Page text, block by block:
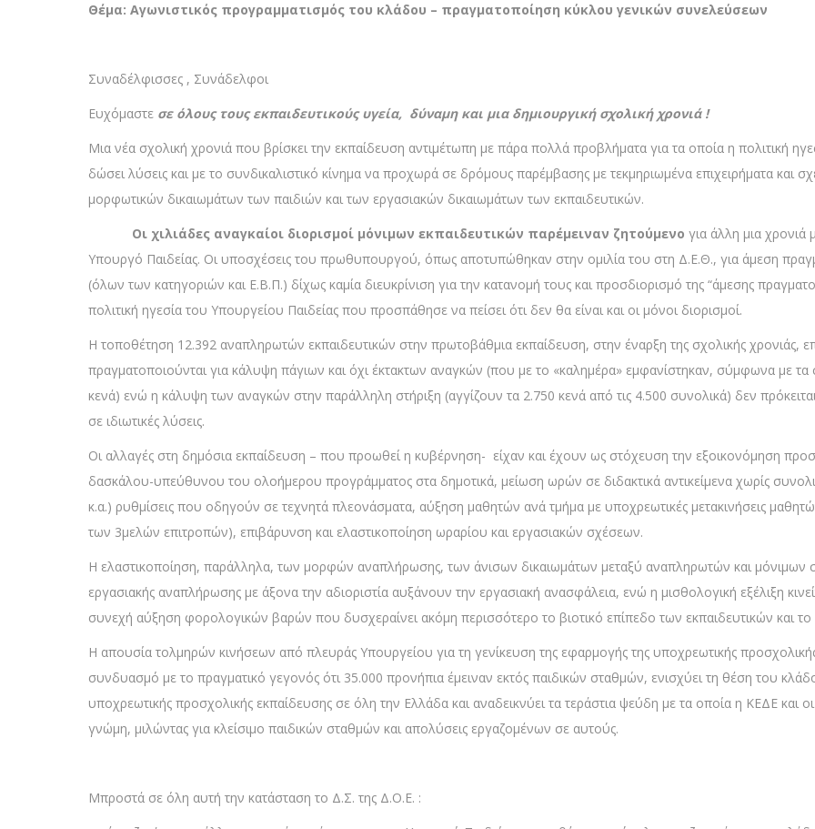
Θέμα: Αγωνιστικός προγραμματισμός του κλάδου – πραγματοποίηση κύκλου γενικών συνελεύσεων
Συναδέλφισσες , Συνάδελφοι
Ευχόμαστε σε όλους τους εκπαιδευτικούς υγεία, δύναμη και μια δημιουργική σχολική χρονιά !
Μια νέα σχολική χρονιά που βρίσκει την εκπαίδευση αντιμέτωπη με πάρα πολλά προβλήματα για τα οποία η πολιτική
δώσει λύσεις και με το συνδικαλιστικό κίνημα να προχωρά σε δρόμους παρέμβασης με τεκμηριωμένα επιχειρήματα
μορφωτικών δικαιωμάτων των παιδιών και των εργασιακών δικαιωμάτων των εκπαιδευτικών.
Οι χιλιάδες αναγκαίοι διορισμοί μόνιμων εκπαιδευτικών παρέμειναν ζητούμενο για άλλη μια
Υπουργό Παιδείας. Οι υποσχέσεις του πρωθυπουργού, όπως αποτυπώθηκαν στην ομιλία του στη Δ.Ε.Θ., για άμεση
(όλων των κατηγοριών και Ε.Β.Π.) δίχως καμία διευκρίνιση για την κατανομή τους και προσδιορισμό της “άμεσης
πολιτική ηγεσία του Υπουργείου Παιδείας που προσπάθησε να πείσει ότι δεν θα είναι και οι μόνοι διορισμοί.
Η τοποθέτηση 12.392 αναπληρωτών εκπαιδευτικών στην πρωτοβάθμια εκπαίδευση, στην έναρξη της σχολικής χρονιάς,
πραγματοποιούνται για κάλυψη πάγιων και όχι έκτακτων αναγκών (που με το «καλημέρα» εμφανίστηκαν, σύμφωνα με τα
κενά) ενώ η κάλυψη των αναγκών στην παράλληλη στήριξη (αγγίζουν τα 2.750 κενά από τις 4.500 συνολικά) δεν
σε ιδιωτικές λύσεις.
Οι αλλαγές στη δημόσια εκπαίδευση – που προωθεί η κυβέρνηση- είχαν και έχουν ως στόχευση την εξοικονόμηση
δασκάλου-υπεύθυνου του ολοήμερου προγράμματος στα δημοτικά, μείωση ωρών σε διδακτικά αντικείμενα χωρίς
κ.α.) ρυθμίσεις που οδηγούν σε τεχνητά πλεονάσματα, αύξηση μαθητών ανά τμήμα με υποχρεωτικές μετακινήσεις
των 3μελών επιτροπών), επιβάρυνση και ελαστικοποίηση ωραρίου και εργασιακών σχέσεων.
Η ελαστικοποίηση, παράλληλα, των μορφών αναπλήρωσης, των άνισων δικαιωμάτων μεταξύ αναπληρωτών και μόνιμων
εργασιακής αναπλήρωσης με άξονα την αδιοριστία αυξάνουν την εργασιακή ανασφάλεια, ενώ η μισθολογική εξέλιξη
συνεχή αύξηση φορολογικών βαρών που δυσχεραίνει ακόμη περισσότερο το βιοτικό επίπεδο των εκπαιδευτικών και το
Η απουσία τολμηρών κινήσεων από πλευράς Υπουργείου για τη γενίκευση της εφαρμογής της υποχρεωτικής
συνδυασμό με το πραγματικό γεγονός ότι 35.000 προνήπια έμειναν εκτός παιδικών σταθμών, ενισχύει τη θέση του
υποχρεωτικής προσχολικής εκπαίδευσης σε όλη την Ελλάδα και αναδεικνύει τα τεράστια ψεύδη με τα οποία η ΚΕΔΕ και
γνώμη, μιλώντας για κλείσιμο παιδικών σταθμών και απολύσεις εργαζομένων σε αυτούς.
Μπροστά σε όλη αυτή την κατάσταση το Δ.Σ. της Δ.Ο.Ε. :